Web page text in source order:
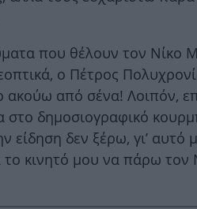
που θέλουν τον Νίκο
ο Πέτρος
ακούω από σένα! Λοιπόν,
δημοσιογραφικό
είδηση δεν ξέρω, γι’ αυτό
το κινητό μου να πάρω τον